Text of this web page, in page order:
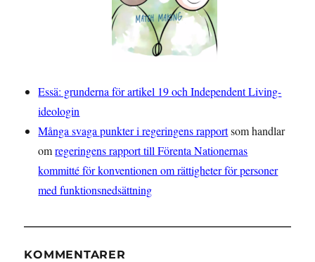
Essä: grunderna för artikel 19 och Independent Living-
ideologin
Många svaga punkter i regeringens rapportsom handlar
omregeringens rapport till Förenta Nationernas
kommitté för konventionen om rättigheter för personer
med funktionsnedsättning
KOMMENTARER